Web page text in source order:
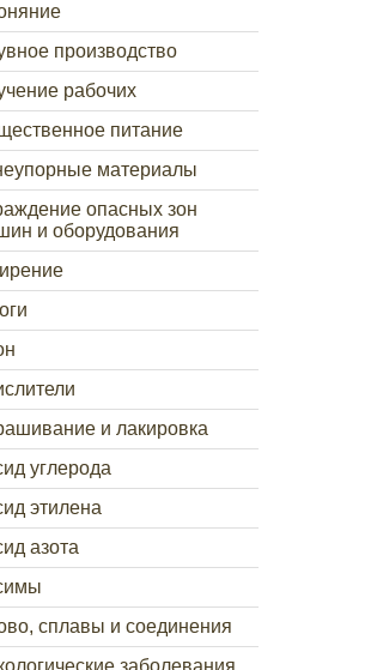
производство
рабочих
питание
материалы
опасных зон
и оборудования
и лакировка
углерода
этилена
азота
сплавы и соединения
заболевания